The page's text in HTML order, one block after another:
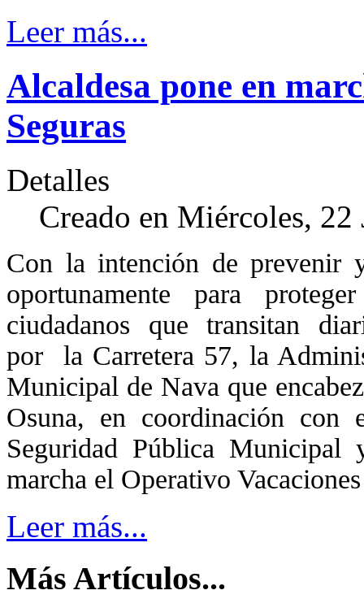
Leer más...
Alcaldesa pone en
Seguras
Detalles
Creado en Miércoles,
Con la intención de prevenir
oportunamente para
ciudadanos que transitan
por la Carretera 57, la
Municipal de Nava que
Osuna, en coordinación con
Seguridad Pública Municipal
marcha el Operativo
Leer más...
Más Artículos...